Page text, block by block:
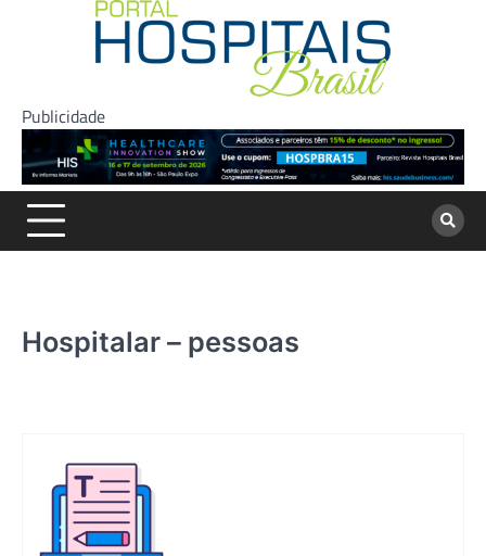
Publicidade
Hospitalar – pessoas